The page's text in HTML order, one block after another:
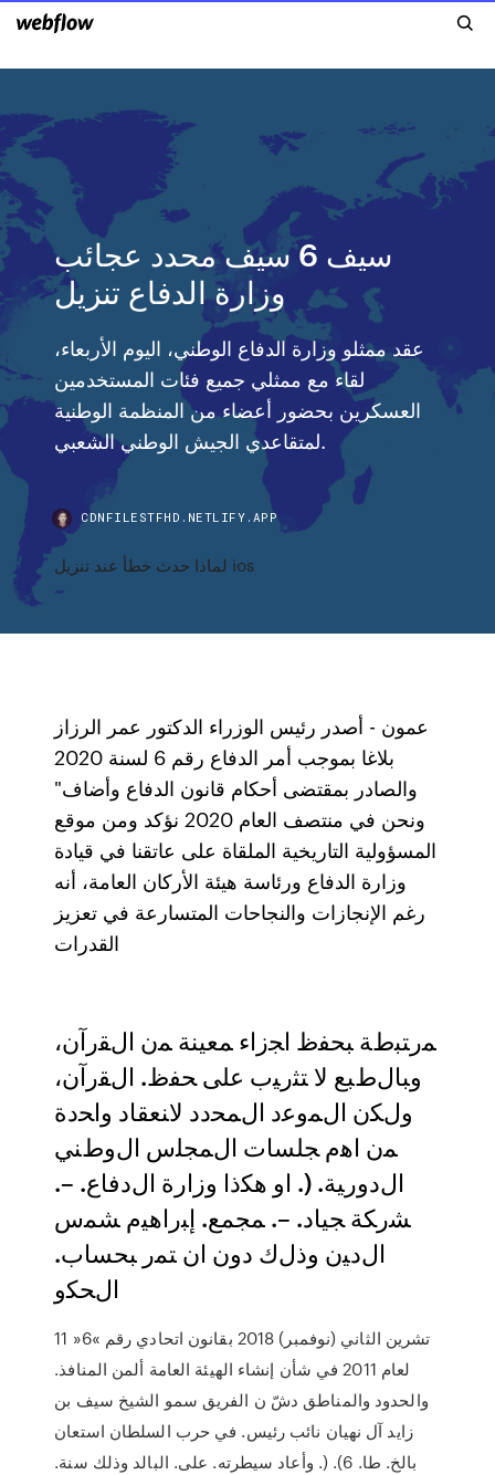
سيف 6 سيف محدد عجائب
وزارة الدفاع تنزيل
عقد ممثلو وزارة الدفاع الوطني، اليوم الأربعاء،
لقاء مع ممثلي جميع فئات المستخدمين
العسكرين بحضور أعضاء من المنظمة الوطنية
لمتقاعدي الجيش الوطني الشعبي.
CDNFILESTFHD.NETLIFY.APP
لماذا حدث خطأ عند تنزيل ios
عمون - أصدر رئيس الوزراء الدكتور عمر الرزاز
بلاغا بموجب أمر الدفاع رقم 6 لسنة 2020
والصادر بمقتضى أحكام قانون الدفاع وأضاف"
ونحن في منتصف العام 2020 نؤكد ومن موقع
المسؤولية التاريخية الملقاة على عاتقنا في قيادة
وزارة الدفاع ورئاسة هيئة الأركان العامة، أنه
رغم الإنجازات والنجاحات المتسارعة في تعزيز
القدرات
ﻤﺭﺘﺒﻁﺔ ﺒﺤﻔﻅ ﺍﺠﺯﺍﺀ ﻤﻌﻴﻨﺔ ﻤﻥ ﺍﻝﻘﺭﺁﻥ،
ﻭﺒﺎﻝﻁﺒﻊ ﻻ ﺘﺜﺭﻴﺏ ﻋﻠﻰ ﺤﻔﻅ. ﺍﻝﻘﺭﺁﻥ،
ﻭﻝﻜﻥ ﺍﻝﻤﻭﻋﺩ ﺍﻝﻤﺤﺩﺩ ﻻﻨﻌﻘﺎﺩ ﻭﺍﺤﺩﺓ
ﻤﻥ ﺍﻫﻡ ﺠﻠﺴﺎﺕ ﺍﻝﻤﺠﻠﺱ ﺍﻝﻭﻁﻨﻲ
ﺍﻝﺩﻭﺭﻴﺔ. (. ﺍﻭ ﻫﻜﺫﺍ ﻭﺯﺍﺭﺓ ﺍﻝﺩﻓﺎﻉ. –.
ﺸﺭﻜﺔ ﺠﻴﺎﺩ. –. ﻤﺠﻤﻊ. ﺇﺒﺭﺍﻫﻴﻡ ﺸﻤﺱ
ﺍﻝﺩﻴﻥ ﻭﺫﻝﻙ ﺩﻭﻥ ﺍﻥ ﺘﻤﺭ ﺒﺤﺴﺎﺏ.
ﺍﻝﺤﻜﻭ
11 تشرين الثاني (نوفمبر) 2018 بقانون اتحادي رقم »6«
لعام 2011 في شأن إنشاء الهيئة العامة ألمن المنافذ.
والحدود والمناطق دشّ ن الفريق سمو الشيخ سيف بن
زايد آل نهيان نائب رئيس. في حرب السلطان استعان
بالخ. طا. 6). (. وأعاد سيطرته. على. البالد وذلك سنة.